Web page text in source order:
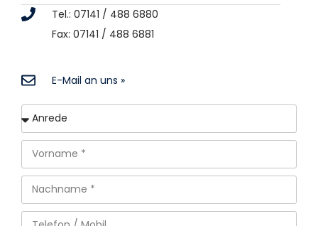
Tel.: 07141 / 488 6880
Fax: 07141 / 488 6881
E-Mail an uns »